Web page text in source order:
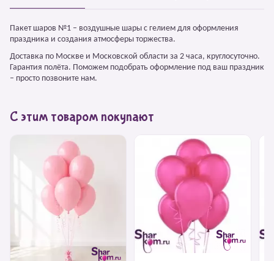
Пакет шаров №1 – воздушные шары с гелием для оформления
праздника и создания атмосферы торжества.
Доставка по Москве и Московской области за 2 часа, круглосуточно.
Гарантия полёта. Поможем подобрать оформление под ваш праздник
– просто позвоните нам.
С этим товаром покупают